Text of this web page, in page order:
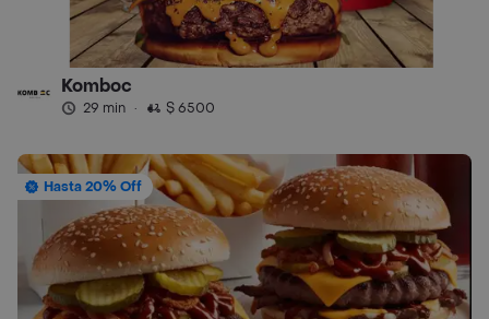
Komboc
29 min · $ 6500
Hasta 20% Off